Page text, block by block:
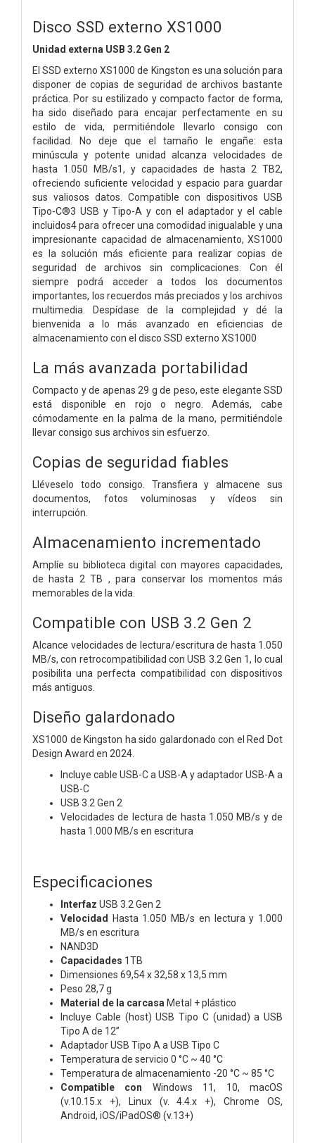
Disco SSD externo XS1000
Unidad externa USB 3.2 Gen 2
El SSD externo XS1000 de Kingston es una solución para
disponer de copias de seguridad de archivos bastante
práctica. Por su estilizado y compacto factor de forma,
ha sido diseñado para encajar perfectamente en su
estilo de vida, permitiéndole llevarlo consigo con
facilidad. No deje que el tamaño le engañe: esta
minúscula y potente unidad alcanza velocidades de
hasta 1.050 MB/s1, y capacidades de hasta 2 TB2,
ofreciendo suficiente velocidad y espacio para guardar
sus valiosos datos. Compatible con dispositivos USB
Tipo-C®3 USB y Tipo-A y con el adaptador y el cable
incluidos4 para ofrecer una comodidad inigualable y una
impresionante capacidad de almacenamiento, XS1000
es la solución más eficiente para realizar copias de
seguridad de archivos sin complicaciones. Con él
siempre podrá acceder a todos los documentos
importantes, los recuerdos más preciados y los archivos
multimedia. Despídase de la complejidad y dé la
bienvenida a lo más avanzado en eficiencias de
almacenamiento con el disco SSD externo XS1000
La más avanzada portabilidad
Compacto y de apenas 29 g de peso, este elegante SSD
está disponible en rojo o negro. Además, cabe
cómodamente en la palma de la mano, permitiéndole
llevar consigo sus archivos sin esfuerzo.
Copias de seguridad fiables
Lléveselo todo consigo. Transfiera y almacene sus
documentos, fotos voluminosas y vídeos sin
interrupción.
Almacenamiento incrementado
Amplíe su biblioteca digital con mayores capacidades,
de hasta 2 TB , para conservar los momentos más
memorables de la vida.
Compatible con USB 3.2 Gen 2
Alcance velocidades de lectura/escritura de hasta 1.050
MB/s, con retrocompatibilidad con USB 3.2 Gen 1, lo cual
posibilita una perfecta compatibilidad con dispositivos
más antiguos.
Diseño galardonado
XS1000 de Kingston ha sido galardonado con el Red Dot
Design Award en 2024.
Incluye cable USB-C a USB-A y adaptador USB-A a
USB-C
USB 3.2 Gen 2
Velocidades de lectura de hasta 1.050 MB/s y de
hasta 1.000 MB/s en escritura
Especificaciones
Interfaz USB 3.2 Gen 2
Velocidad
Hasta 1.050 MB/s en lectura y 1.000
MB/s en escritura
NAND3D
Capacidades 1TB
Dimensiones 69,54 x 32,58 x 13,5 mm
Peso 28,7 g
Material de la carcasa Metal + plástico
Incluye Cable (host) USB Tipo C (unidad) a USB
Tipo A de 12”
Adaptador USB Tipo A a USB Tipo C
Temperatura de servicio 0 °C ~ 40 °C
Temperatura de almacenamiento -20 °C ~ 85 °C
Compatible con Windows 11, 10, macOS
(v.10.15.x +), Linux (v. 4.4.x +), Chrome OS,
Android, iOS/iPadOS® (v.13+)